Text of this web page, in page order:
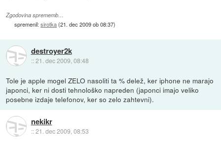
Zgodovina sprememb…
spremenil:sirotka(21. dec 2009 ob 08:37)
destroyer2k
::21. dec 2009, 08:48
Tole je apple mogel ZELO nasoliti ta % delež, ker iphone ne marajo
japonci, ker ni dosti tehnološko napreden (japonci imajo veliko
posebne izdaje telefonov, ker so zelo zahtevni).
nekikr
::21. dec 2009, 08:53